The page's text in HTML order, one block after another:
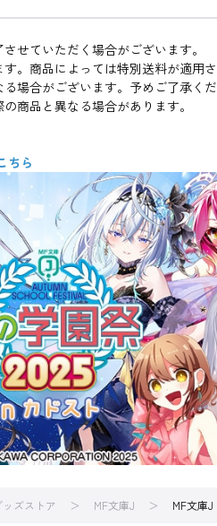
せていただく場合がございます。
。商品によっては特別送料が適用さ
場合がございます。予めご了承くだ
商品と異なる場合があります。
ちら
ズストア MF文庫J MF文庫